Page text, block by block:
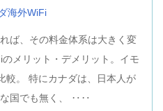
ば、その料金体系は大きく変
メリット・デメリット。イモ
較。 特にカナダは、日本人が
な国でも無く、 ‥‥